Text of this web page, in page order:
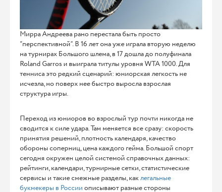
Мирра Андреева рано перестала быть просто
“перспективной”. В 16 лет она уже играла вторую неделю
на турнирах Большого шлема, в 17 дошла до полуфинала
Roland Garros и выиграла титулы уровня WTA 1000. Для
тенниса это редкий сценарий: юниорская легкость не
исчезла, но поверх нее быстро выросла взрослая
структура игры.
Переход из юниоров во взрослый тур почти никогда не
сводится к силе удара. Там меняется все сразу: скорость
принятия решений, плотность календаря, качество
обороны соперниц, цена каждого гейма. Большой спорт
сегодня окружен целой системой справочных данных:
рейтинги, календари, турнирные сетки, статистические
сервисы и такие смежные разделы, каклегальные
букмекеры в России описывают разные стороны